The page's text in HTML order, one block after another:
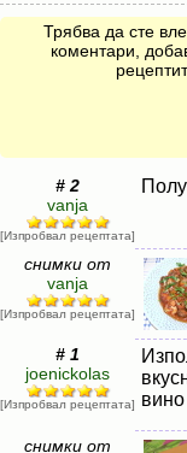
Трябва да сте
коментари,
# 2
vanja
[Изпробвал рецептата]
снимки от
vanja
[Изпробвал рецептата]
# 1
joenickolas
[Изпробвал рецептата]
вино
снимки от